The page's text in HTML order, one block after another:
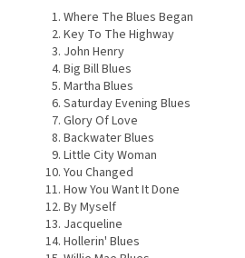
Where The Blues Began
Key To The Highway
John Henry
Big Bill Blues
Martha Blues
Saturday Evening Blues
Glory Of Love
Backwater Blues
Little City Woman
You Changed
How You Want It Done
By Myself
Jacqueline
Hollerin' Blues